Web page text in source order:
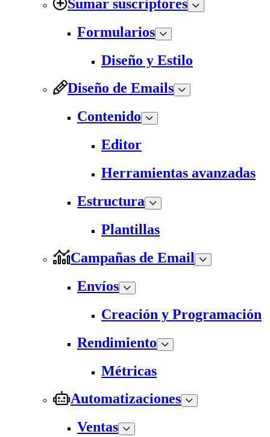
Sumar suscriptores
Formularios
Diseño y Estilo
Diseño de Emails
Contenido
Editor
Herramientas avanzadas
Estructura
Plantillas
Campañas de Email
Envíos
Creación y Programación
Rendimiento
Métricas
Automatizaciones
Ventas